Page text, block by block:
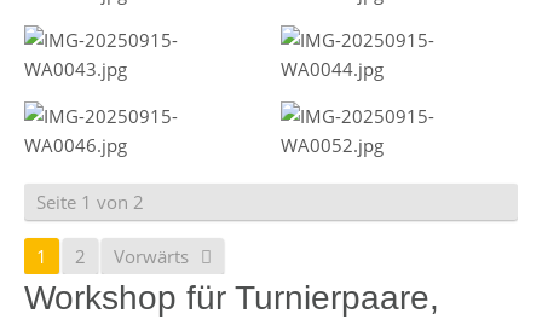
Seite 1 von 2
1 2 Vorwärts
Workshop für Turnierpaare,